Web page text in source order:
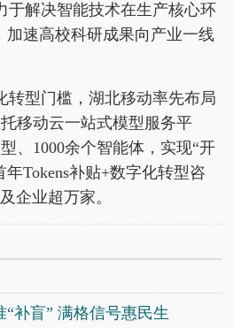
于解决智能技术在生产核心环
加速高校科研成果向产业一线
转型门槛，湖北移动率先布局
移动云一站式模型服务平
、1000余个智能体，实现“开
Tokens补贴+数字化转型咨
企业超万家。
补盲” 满格信号惠民生